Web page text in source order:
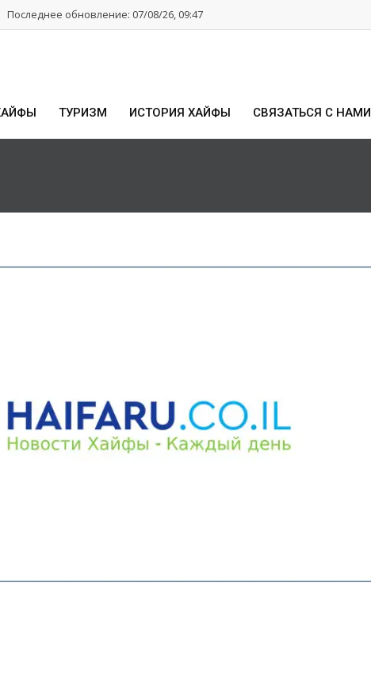
Последнее обновление: 07/08/26, 09:47
ТУРИЗМ ИСТОРИЯ ХАЙФЫ СВЯЗАТЬСЯ С НАМИ